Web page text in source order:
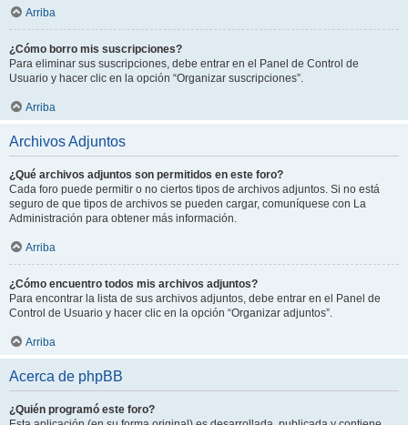
Arriba
¿Cómo borro mis suscripciones?
Para eliminar sus suscripciones, debe entrar en el Panel de Control de
Usuario y hacer clic en la opción “Organizar suscripciones”.
Arriba
Archivos Adjuntos
¿Qué archivos adjuntos son permitidos en este foro?
Cada foro puede permitir o no ciertos tipos de archivos adjuntos. Si no está
seguro de que tipos de archivos se pueden cargar, comuníquese con La
Administración para obtener más información.
Arriba
¿Cómo encuentro todos mis archivos adjuntos?
Para encontrar la lista de sus archivos adjuntos, debe entrar en el Panel de
Control de Usuario y hacer clic en la opción “Organizar adjuntos”.
Arriba
Acerca de phpBB
¿Quién programó este foro?